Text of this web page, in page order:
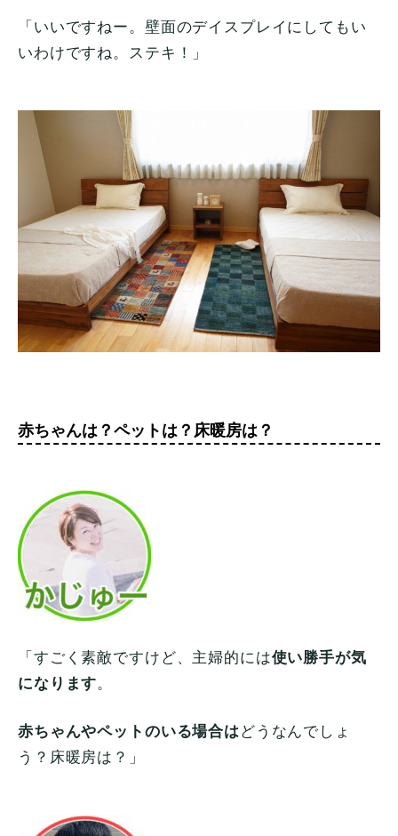
「いいですねー。壁面のデイスプレイにしてもい
いわけですね。ステキ！」
赤ちゃんは？ペットは？床暖房は？
「すごく素敵ですけど、主婦的には使い勝手が気
になります。
赤ちゃんやペットのいる場合は どうなんでしょ
う？床暖房は？」